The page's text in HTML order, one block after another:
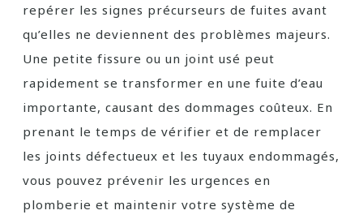
repérer les signes précurseurs de fuites avant
qu’elles ne deviennent des problèmes majeurs.
Une petite fissure ou un joint usé peut
rapidement se transformer en une fuite d’eau
importante, causant des dommages coûteux. En
prenant le temps de vérifier et de remplacer
les joints défectueux et les tuyaux endommagés,
vous pouvez prévenir les urgences en
plomberie et maintenir votre système de